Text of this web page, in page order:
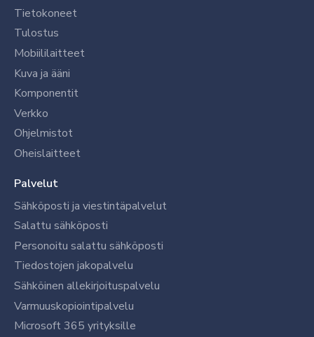
Tietokoneet
Tulostus
Mobiililaitteet
Kuva ja ääni
Komponentit
Verkko
Ohjelmistot
Oheislaitteet
Palvelut
Sähköposti ja viestintäpalvelut
Salattu sähköposti
Personoitu salattu sähköposti
Tiedostojen jakopalvelu
Sähköinen allekirjoituspalvelu
Varmuuskopiointipalvelu
Microsoft 365 yrityksille